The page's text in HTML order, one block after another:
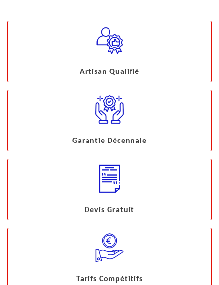
Artisan Qualifié
Garantie Décennale
Devis Gratuit
Tarifs Compétitifs